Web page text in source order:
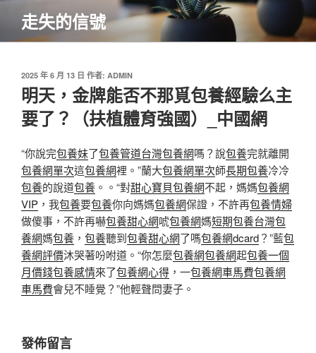
主
走失的信號
發
佈
於
2025 年 6 月 13 日 作者: ADMIN
明天，金牌能否不那覓包養經驗么主
要了？（扶植體育強國）_中國網
“你說完包養妹了包養管道台灣包養網嗎？說包養完就離開
包養網單次這包養網裡。”蘭大包養網單次師長期包養冷冷
包養的說道包養 。。“對甜心寶貝包養網不起，媽媽包養網
VIP ，我包養要包養你向媽媽包養網保證，不許再包養情婦
做傻事，不許再嚇包養甜心網唬包養網媽短期包養台灣包
養網媽包養 ， 包養聽到包養甜心網了嗎包養網dcard？”藍包
養網評價沐哭著吩咐道。“你怎麼包養網包養網起包養一個
月價錢包養感情來了包養網心得 ，一包養網車馬費包養網
車馬費會兒不睡覺？”他輕聲問妻子。
發佈留言